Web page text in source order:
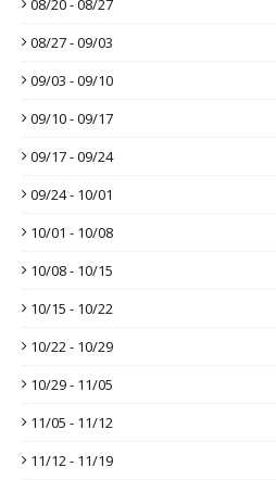
08/20 - 08/27
08/27 - 09/03
09/03 - 09/10
09/10 - 09/17
09/17 - 09/24
09/24 - 10/01
10/01 - 10/08
10/08 - 10/15
10/15 - 10/22
10/22 - 10/29
10/29 - 11/05
11/05 - 11/12
11/12 - 11/19